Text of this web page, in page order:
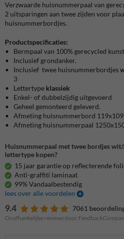
Verzwaarde huisnummerpaal van
2 uitsparingen aan twee zijden voor
huisnummerbordjes.
Productspecificaties:
Bermpaal van 100% gerecycled
Inclusief grondanker.
Inclusief twee huisnummerbordjes
3
Lettertype klassiek
Enkel- of dubbelzijdig uitgevoerd
Geheel gemonteerd geleverd.
Afmeting huisnummerbord
Afmeting huisnummerpaal
Huisnummerpaal met twee bordjes
lettertype kopen?
15 jaar garantie op reflecterende
Anti-graffiti laminaat
99% Vandaalbestendig
lees over alle voordelen
9.4 7061
Onafhankelijke reviews door